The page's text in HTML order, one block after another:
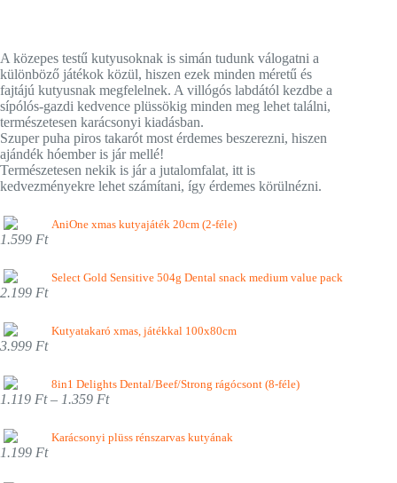
A közepes testű kutyusoknak is simán tudunk válogatni a
különböző játékok közül, hiszen ezek minden méretű és
fajtájú kutyusnak megfelelnek. A villógós labdától kezdbe a
sípólós-gazdi kedvence plüssökig minden meg lehet találni,
természetesen karácsonyi kiadásban.
Szuper puha piros takarót most érdemes beszerezni, hiszen
ajándék hóember is jár mellé!
Természetesen nekik is jár a jutalomfalat, itt is
kedvezményekre lehet számítani, így érdemes körülnézni.
AniOne xmas kutyajáték 20cm (2-féle)
1.599 Ft
Select Gold Sensitive 504g Dental snack medium value pack
2.199 Ft
Kutyatakaró xmas, játékkal 100x80cm
3.999 Ft
8in1 Delights Dental/Beef/Strong rágócsont (8-féle)
1.119 Ft – 1.359 Ft
Karácsonyi plüss rénszarvas kutyának
1.199 Ft